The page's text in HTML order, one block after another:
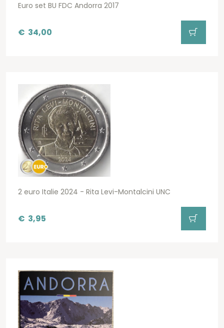
Euro set BU FDC Andorra 2017
€ 34,00
2 euro Italie 2024 - Rita Levi-Montalcini UNC
€ 3,95